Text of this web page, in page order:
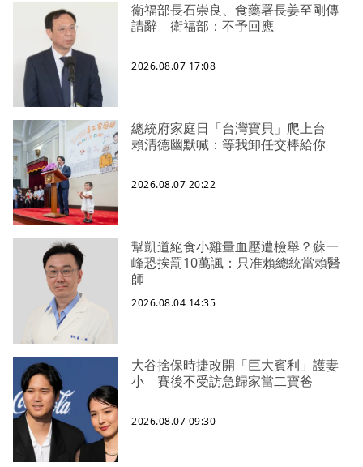
衛福部長石崇良、食藥署長姜至剛傳
請辭 衛福部：不予回應
2026.08.07 17:08
總統府家庭日「台灣寶貝」爬上台
賴清德幽默喊：等我卸任交棒給你
2026.08.07 20:22
幫凱道絕食小雞量血壓遭檢舉？蘇一
峰恐挨罰10萬諷：只准賴總統當賴醫
師
2026.08.04 14:35
大谷捨保時捷改開「巨大賓利」護妻
小 賽後不受訪急歸家當二寶爸
2026.08.07 09:30